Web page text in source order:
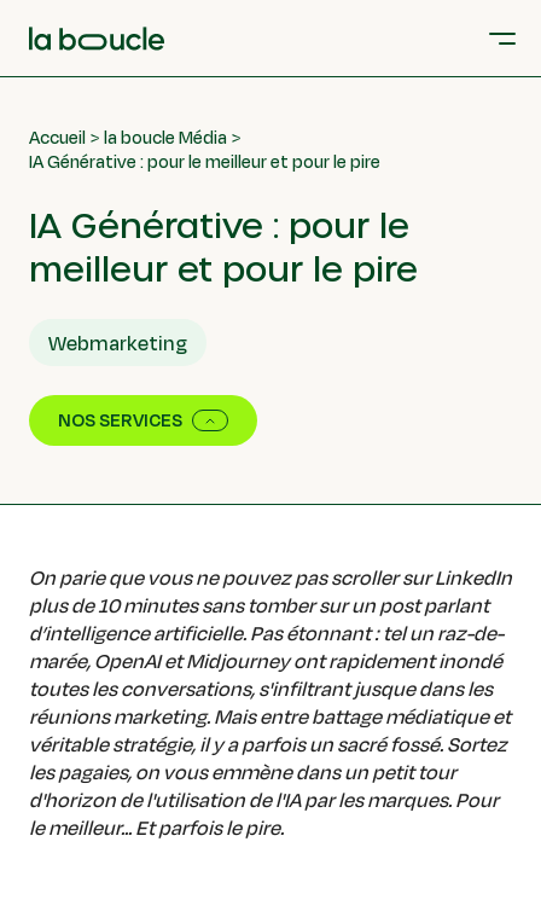
Accueil
la boucle Média
IA Générative : pour le meilleur et pour le pire
IA Générative : pour le
meilleur et pour le pire
Webmarketing
NOS SERVICES
On parie que vous ne pouvez pas scroller sur LinkedIn
plus de 10 minutes sans tomber sur un post parlant
d’intelligence artificielle. Pas étonnant : tel un raz-de-
marée, OpenAI et Midjourney ont rapidement inondé
toutes les conversations, s'infiltrant jusque dans les
réunions marketing. Mais entre battage médiatique et
véritable stratégie, il y a parfois un sacré fossé. Sortez
les pagaies, on vous emmène dans un petit tour
d'horizon de l'utilisation de l'IA par les marques. Pour
le meilleur... Et parfois le pire.